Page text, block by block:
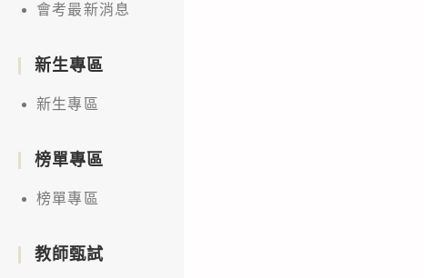
會考最新消息
新生專區
新生專區
榜單專區
榜單專區
教師甄試